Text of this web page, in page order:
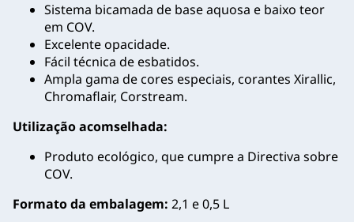
Sistema bicamada de base aquosa e baixo teor
em COV.
Excelente opacidade.
Fácil técnica de esbatidos.
Ampla gama de cores especiais, corantes Xirallic,
Chromaflair, Corstream.
Utilização acomselhada:
Produto ecológico, que cumpre a Directiva sobre
COV.
Formato da embalagem: 2,1 e 0,5 L